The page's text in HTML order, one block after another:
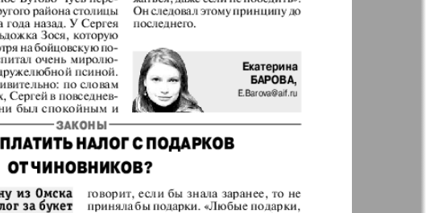
Еврейская газета
Еврейская
Жасмин Жизнь женщины
Игуана